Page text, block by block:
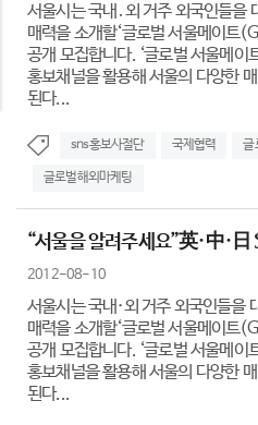
서울시는 국내․외 거주 외국인들을
매력을 소개할‘글로벌 서울메이
공개 모집합니다. ‘글로벌 서울메이
홍보채널을 활용해 서울의 다양한
된다...
sns홍보사절단 국제협력 글
글로벌해외마케팅
“서울을 알려주세요”英·中·
2012-08-10
서울시는 국내·외 거주 외국인들을
매력을 소개할‘글로벌 서울메이
공개 모집합니다. ‘글로벌 서울메이
홍보채널을 활용해 서울의 다양한
된다...